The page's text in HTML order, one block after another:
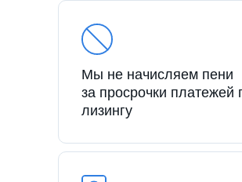
Мы не начисляем пени
за просрочки платежей
лизингу